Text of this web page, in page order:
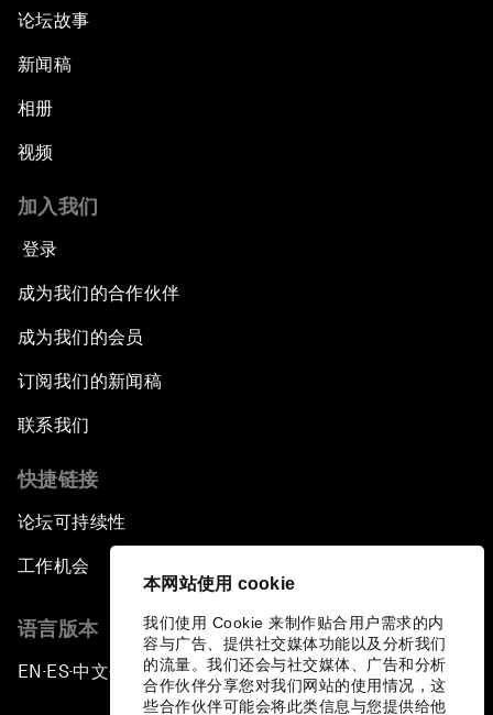
本网站使用 cookie
我们使用 Cookie 来制作贴合用户需求的内
容与广告、提供社交媒体功能以及分析我们
的流量。我们还会与社交媒体、广告和分析
合作伙伴分享您对我们网站的使用情况，这
些合作伙伴可能会将此类信息与您提供给他
论坛故事
新闻稿
相册
视频
加入我们
登录
成为我们的合作伙伴
成为我们的会员
订阅我们的新闻稿
联系我们
快捷链接
论坛可持续性
工作机会
语言版本
EN ▪ ES▪中文▪ 日本語